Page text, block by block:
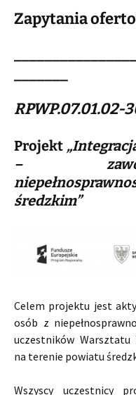
Zapytania
RPWP.07.01.02-
Projekt
–
średzkim”
Celem projektu jest
osób z
uczestników Warsztatu
na terenie powiatu
Wszyscy uczestnicy